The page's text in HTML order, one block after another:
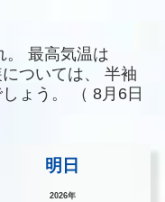
最高気温は
ついては、
半袖
ょう。
（ 8月6日
明日
2026年